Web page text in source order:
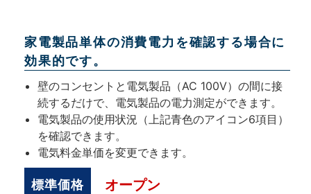
家電製品単体の消費電力を確認する場合に
効果的です。
壁のコンセントと電気製品（AC 100V）の間に接
続するだけで、電気製品の電力測定ができます。
電気製品の使用状況（上記青色のアイコン6項目）
を確認できます。
電気料金単価を変更できます。
標準価格 オープン